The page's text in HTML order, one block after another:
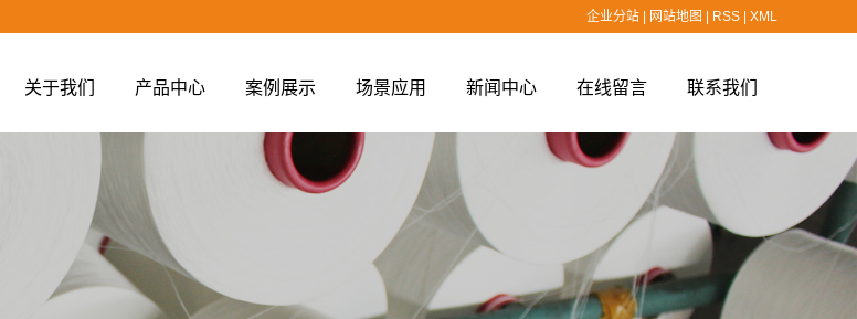
企业分站 网站地图 RSS XML
关于我们
公司简介
营业执照
产品中心
空变丝
涤纶空变丝
锦纶空变丝
丙纶长丝
案例展示
发货案例
场景应用
场景应用
新闻中心
公司新闻
技术知识
在线留言 联系我们